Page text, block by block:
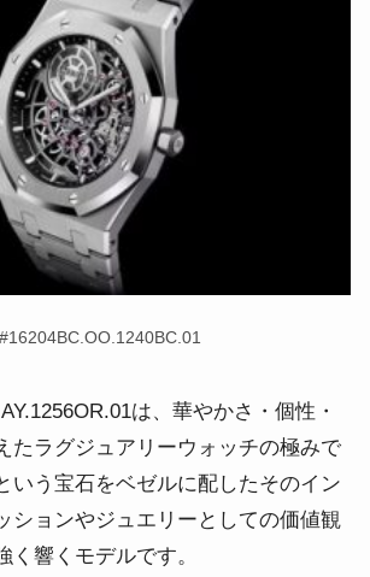
#16204BC.OO.1240BC.01
は、華やかさ・個性・
たラグジュアリーウォッチの極みで
いう宝石をベゼルに配したそのイン
ションやジュエリーとしての価値観
く響くモデルです。